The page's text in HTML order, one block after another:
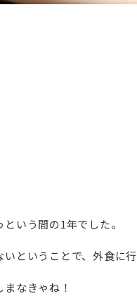
いう間の1年でした。
ということで、外食に
なきゃね！